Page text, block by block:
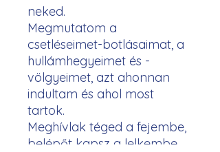
neked.
Megmutatom a
csetléseimet-botlásaimat, a
hullámhegyeimet és -
völgyeimet, azt ahonnan
indultam és ahol most
tartok.
Meghívlak téged a fejembe,
belépőt kapsz a lelkembe,